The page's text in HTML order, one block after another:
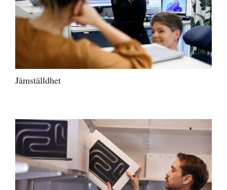
Jämställdhet